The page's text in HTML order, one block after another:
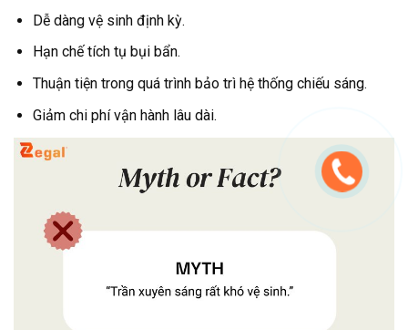
Dễ dàng vệ sinh định kỳ.
Hạn chế tích tụ bụi bẩn.
Thuận tiện trong quá trình bảo trì hệ thống chiếu sáng.
Giảm chi phí vận hành lâu dài.